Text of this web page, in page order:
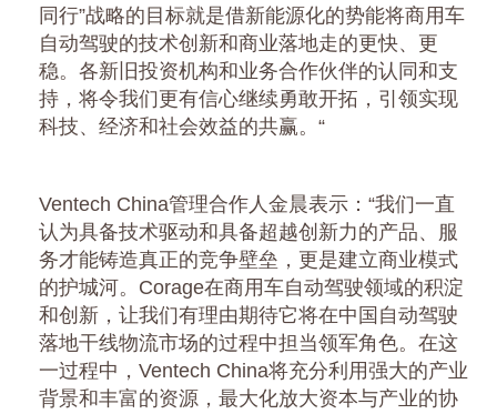
同行”战略的目标就是借新能源化的势能将商用车
自动驾驶的技术创新和商业落地走的更快、更
稳。各新旧投资机构和业务合作伙伴的认同和支
持，将令我们更有信心继续勇敢开拓，引领实现
科技、经济和社会效益的共赢。“
Ventech China管理合作人金晨表示：“我们一直
认为具备技术驱动和具备超越创新力的产品、服
务才能铸造真正的竞争壁垒，更是建立商业模式
的护城河。Corage在商用车自动驾驶领域的积淀
和创新，让我们有理由期待它将在中国自动驾驶
落地干线物流市场的过程中担当领军角色。在这
一过程中，Ventech China将充分利用强大的产业
背景和丰富的资源，最大化放大资本与产业的协